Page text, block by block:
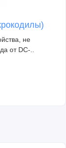
не
от DC-..